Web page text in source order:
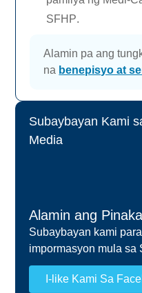
SFHP.
Alamin pa ang
na benepisyo at
Subaybayan Kami
Media
Alamin ang
Subaybayan kami
impormasyon mula sa
I-like Kami Sa